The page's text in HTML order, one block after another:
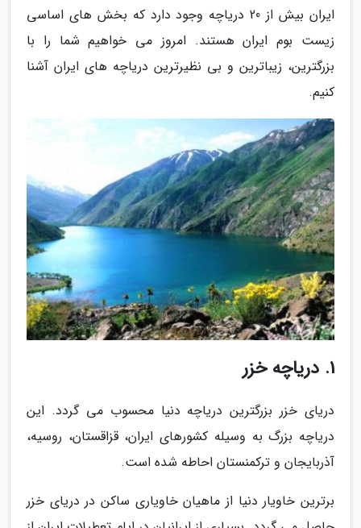
ایران بیش از 20 دریاچه وجود دارد که بخش های اساسی
زیست بوم ایران هستند. امروز می خواهیم شما را با
بزرگترین، زیباترین و بی نظیرترین دریاچه های ایران آشنا
کنیم.
1. دریاچه خزر
دریای خزر بزرگترین دریاچه دنیا محسوب می گردد. این
دریاچه بزرگ به وسیله کشورهای ایران، قزاقستان، روسیه،
آذربایجان و ترکمنستان احاطه شده است.
برترین خاویار دنیا از ماهیان خاویاری ساکن در دریای خزر